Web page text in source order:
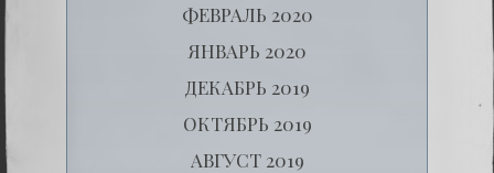
ФЕВРАЛЬ 2020
ЯНВАРЬ 2020
ДЕКАБРЬ 2019
ОКТЯБРЬ 2019
АВГУСТ 2019